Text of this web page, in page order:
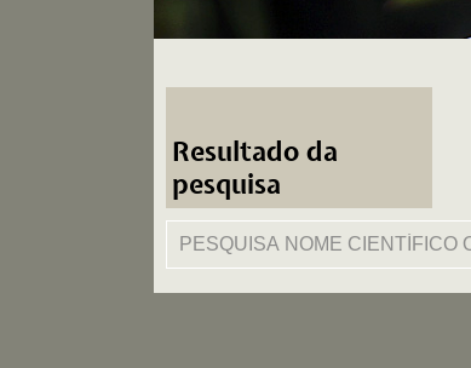
Resultado da
pesquisa